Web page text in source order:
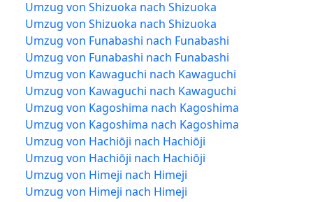
Umzug von Shizuoka nach Shizuoka
Umzug von Shizuoka nach Shizuoka
Umzug von Funabashi nach Funabashi
Umzug von Funabashi nach Funabashi
Umzug von Kawaguchi nach Kawaguchi
Umzug von Kawaguchi nach Kawaguchi
Umzug von Kagoshima nach Kagoshima
Umzug von Kagoshima nach Kagoshima
Umzug von Hachiōji nach Hachiōji
Umzug von Hachiōji nach Hachiōji
Umzug von Himeji nach Himeji
Umzug von Himeji nach Himeji